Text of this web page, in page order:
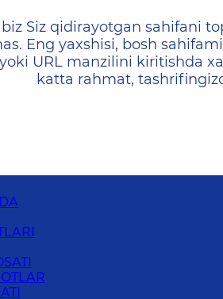
не
biz Siz qidirayotgan sahifani
Eng yaxshisi, bosh
URL manzilini kiritishda
katta rahmat,